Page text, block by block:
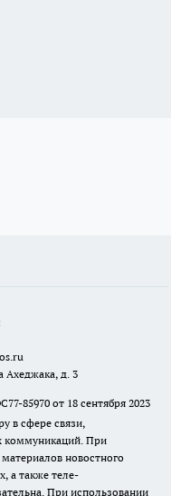
Ахеджака, д. 3
85970 от 18 сентября 2023
в сфере связи,
коммуникаций. При
новостного
а также теле-
При использовании